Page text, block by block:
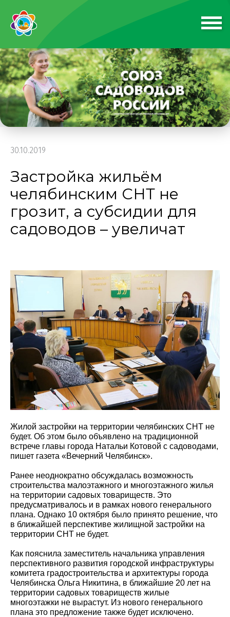
30.10.2019
Застройка жильём
челябинским СНТ не
грозит, а субсидии для
садоводов – увеличат
Жилой застройки на территории челябинских СНТ не
будет. Об этом было объявлено на традиционной
встрече главы города Натальи Котовой с садоводами,
пишет газета «Вечерний Челябинск».
Ранее неоднократно обсуждалась возможность
строительства малоэтажного и многоэтажного жилья
на территории садовых товариществ. Это
предусматривалось и в рамках нового генерального
плана. Однако 10 октября было принято решение, что
в ближайшей перспективе жилищной застройки на
территории СНТ не будет.
Как пояснила заместитель начальника управления
перспективного развития городской инфраструктуры
комитета градостроительства и архитектуры города
Челябинска Ольга Никитина, в ближайшие 20 лет на
территории садовых товариществ жилые
многоэтажки не вырастут. Из нового генерального
плана это предложение также будет исключено.